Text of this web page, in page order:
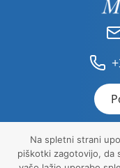
Na spletni strani
piškotki zagotovijo, da